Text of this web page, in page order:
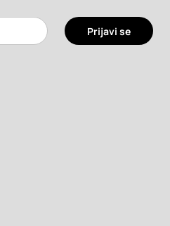
Prijavi se